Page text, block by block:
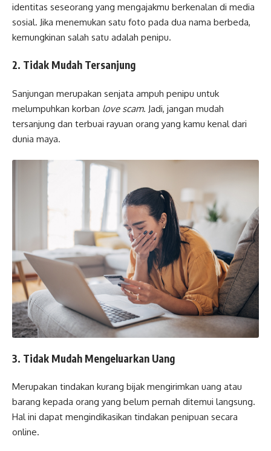
identitas seseorang yang mengajakmu berkenalan di media
sosial. Jika menemukan satu foto pada dua nama berbeda,
kemungkinan salah satu adalah penipu.
2. Tidak Mudah Tersanjung
Sanjungan merupakan senjata ampuh penipu untuk
melumpuhkan korban love scam. Jadi, jangan mudah
tersanjung dan terbuai rayuan orang yang kamu kenal dari
dunia maya.
3. Tidak Mudah Mengeluarkan Uang
Merupakan tindakan kurang bijak mengirimkan uang atau
barang kepada orang yang belum pernah ditemui langsung.
Hal ini dapat mengindikasikan tindakan penipuan secara
online.